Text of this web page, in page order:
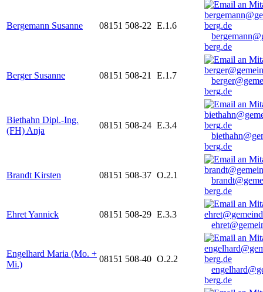
Bergemann Susanne 08151 508-22 E.1.6
berg.de
Berger Susanne 08151 508-21 E.1.7
berg.de
Biethahn Dipl.-Ing.
(FH) Anja
08151 508-24 E.3.4
berg.de
Brandt Kirsten 08151 508-37 O.2.1
berg.de
Ehret Yannick 08151 508-29 E.3.3
Engelhard Maria (Mo. +
Mi.)
08151 508-40 O.2.2
berg.de